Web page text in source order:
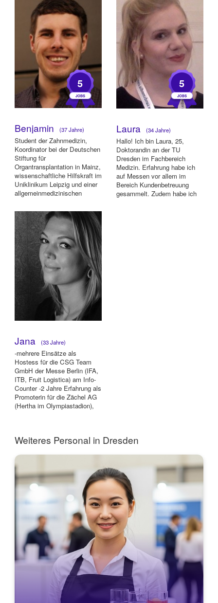
5
Benjamin (37 Jahre)
Student der Zahnmedizin,
Koordinator bei der Deutschen
Stiftung für
Organtransplantation in Mainz,
wissenschaftliche Hilfskraft im
Uniklinikum Leipzig und einer
allgemeinmedizinischen
5
Laura (34 Jahre)
Hallo! Ich bin Laura, 25,
Doktorandin an der TU
Dresden im Fachbereich
Medizin. Erfahrung habe ich
auf Messen vor allem im
Bereich Kundenbetreuung
gesammelt. Zudem habe ich
Jana (33 Jahre)
-mehrere Einsätze als
Hostess für die CSG Team
GmbH der Messe Berlin (IFA,
ITB, Fruit Logistica) am Info-
Counter -2 Jahre Erfahrung als
Promoterin für die Zächel AG
(Hertha im Olympiastadion),
Weiteres Personal in Dresden